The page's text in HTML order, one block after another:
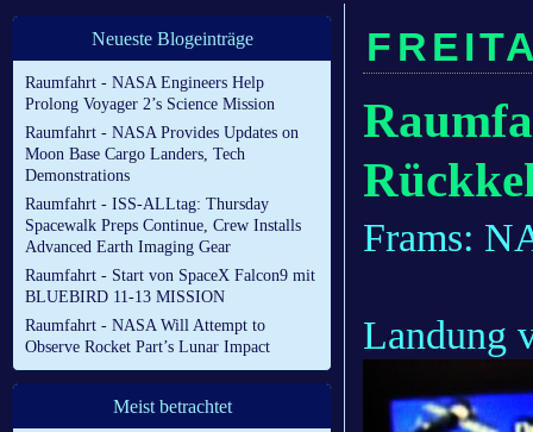
Neueste Blogeinträge
Raumfahrt - NASA Engineers Help
Prolong Voyager 2’s Science Mission
Raumfahrt - NASA Provides Updates on
Moon Base Cargo Landers, Tech
Demonstrations
Raumfahrt - ISS-ALLtag: Thursday
Spacewalk Preps Continue, Crew Installs
Advanced Earth Imaging Gear
Raumfahrt - Start von SpaceX Falcon9 mit
BLUEBIRD 11-13 MISSION
Raumfahrt - NASA Will Attempt to
Observe Rocket Part’s Lunar Impact
Meist betrachtet
Frams:
Landung